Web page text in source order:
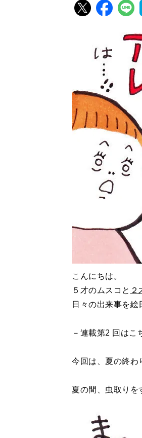
こんにちは。
５才のムスコと ２
日々の出来事を絵
－連載第2 回はこ
今回は、夏の終わ
夏の間、虫取りを